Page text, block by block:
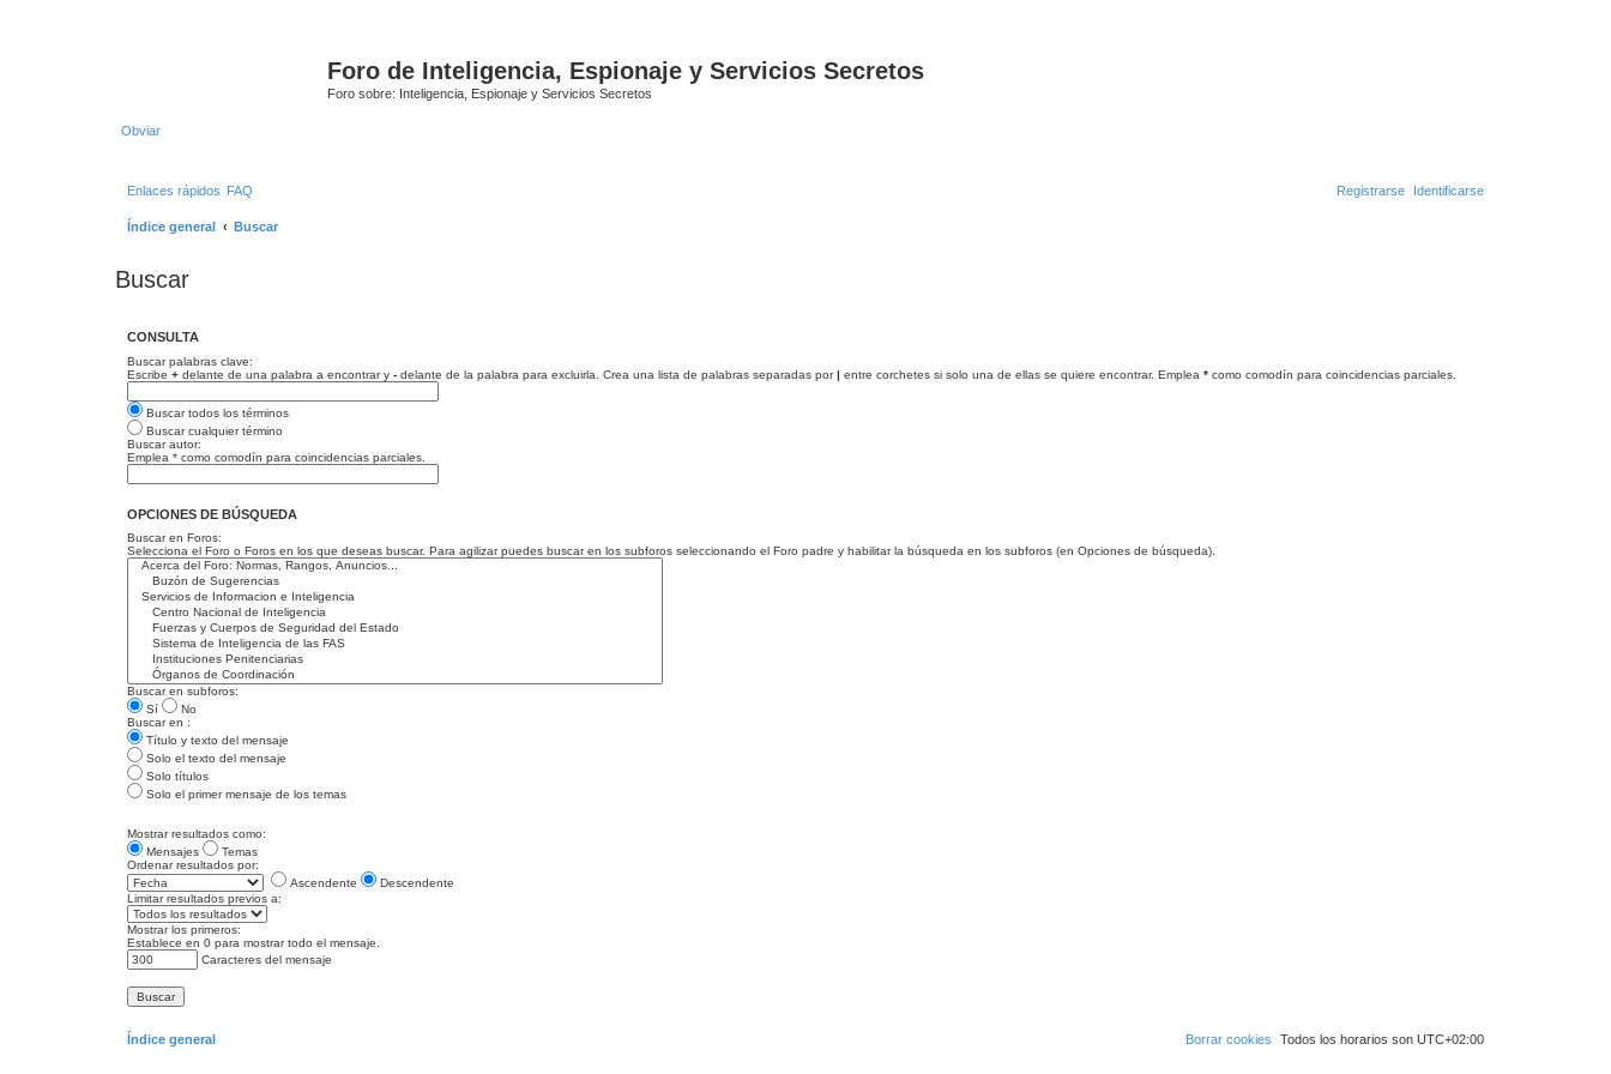
Foro de Inteligencia, Espionaje y Servicios Secretos
Foro sobre: Inteligencia, Espionaje y Servicios Secretos
Obviar
Enlaces rápidos FAQ Identificarse
Registrarse
Índice general Buscar
Buscar
CONSULTA
Buscar palabras clave:
Escribe + delante de una palabra a encontrar y - delante de la palabra para excluirla. Crea una lista de palabras separadas por| entre corchetes si solo una de ellas se quiere encontrar. Emplea * como comodín para coincidencias parciales.
Buscar todos los términos
Buscar cualquier término
Buscar autor:
Emplea * como comodín para coincidencias parciales.
OPCIONES DE BÚSQUEDA
Buscar en Foros:
Selecciona el Foro o Foros en los que deseas buscar. Para agilizar puedes buscar en los subforos seleccionando el Foro padre y habilitar la búsqueda en los subforos (en Opciones de búsqueda).
Buscar en subforos:
Sí
No
Buscar en :
Título y texto del mensaje
Solo el texto del mensaje
Solo títulos
Solo el primer mensaje de los temas
Mostrar resultados como:
Mensajes
Temas
Ordenar resultados por:
Ascendente
Descendente
Limitar resultados previos a:
Mostrar los primeros:
Establece en 0 para mostrar todo el mensaje.
Caracteres del mensaje
Índice general Todos los horarios son UTC+02:00
Borrar cookies